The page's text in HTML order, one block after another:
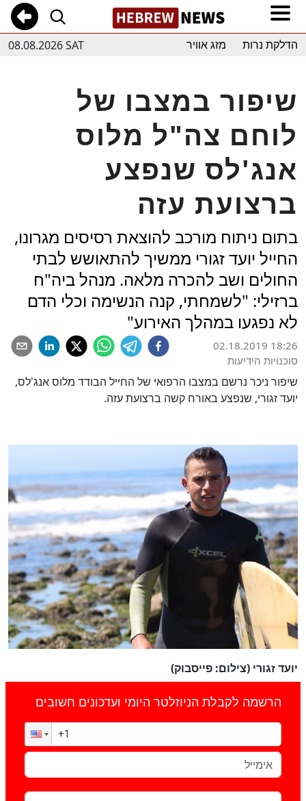
08.08.2026 SAT הדלקת נרות מזג אוויר
שיפור במצבו של
לוחם צה"ל מלוס
אנג'לס שנפצע
ברצועת עזה
בתום ניתוח מורכב להוצאת רסיסים מגרונו,
החייל יועד זגורי ממשיך להתאושש לבתי
החולים ושב להכרה מלאה. מנהל ביה"ח
ברזילי: "לשמחתי, קנה הנשימה וכלי הדם
לא נפגעו במהלך האירוע"
02.18.2019 18:26
סוכנויות הידיעות
שיפור ניכר נרשם במצבו הרפואי של החייל הבודד מלוס אנג'לס,
יועד זגורי, שנפצע באורח קשה ברצועת עזה.
יועד זגורי (צילום: פייסבוק)
הרשמה לקבלת הניוזלטר היומי ועדכונים חשובים